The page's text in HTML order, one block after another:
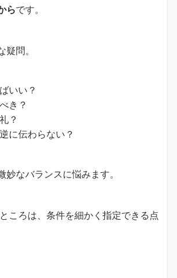
らです。
問。
いい？
き？
？
に伝わらない？
妙なバランスに悩みます。
ころは、条件を細かく指定できる点